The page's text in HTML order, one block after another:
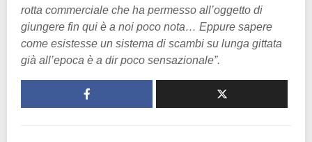
rotta commerciale che ha permesso all’oggetto di
giungere fin qui è a noi poco nota… Eppure sapere
come esistesse un sistema di scambi su lunga gittata
già all’epoca è a dir poco sensazionale”.